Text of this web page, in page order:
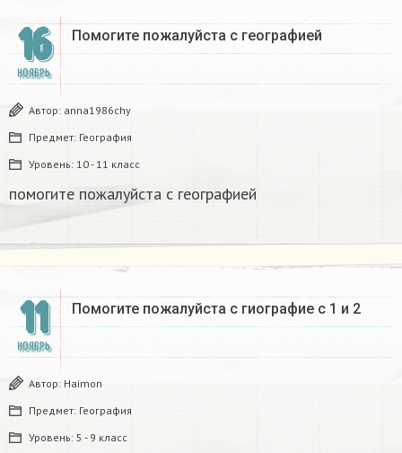
16
НОЯБРЬ
Помогите пожалуйста с географией​
Автор: anna1986chy
Предмет: География
Уровень: 10 - 11 класс
помогите пожалуйста с географией​
11
НОЯБРЬ
Помогите пожалуйста с гиографие с 1 и 2​
Автор: Haimon
Предмет: География
Уровень: 5 - 9 класс